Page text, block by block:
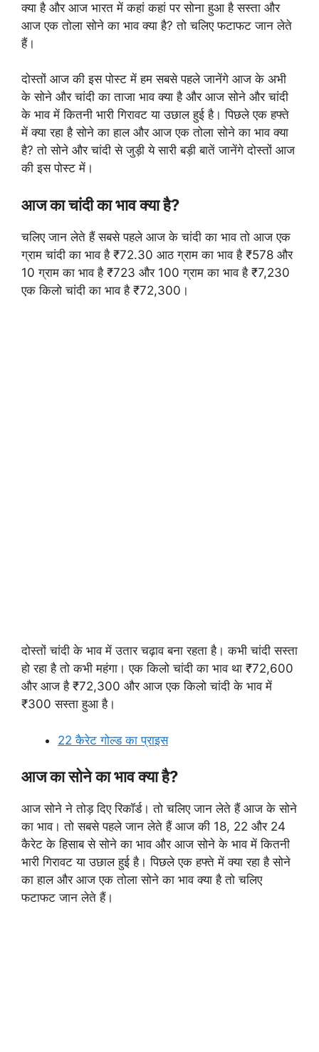
क्या है और आज भारत में कहां कहां पर सोना हुआ है सस्ता और
आज एक तोला सोने का भाव क्या है? तो चलिए फटाफट जान लेते
हैं।
दोस्तों आज की इस पोस्ट में हम सबसे पहले जानेंगे आज के अभी
के सोने और चांदी का ताजा भाव क्या है और आज सोने और चांदी
के भाव में कितनी भारी गिरावट या उछाल हुई है। पिछले एक हफ्ते
में क्या रहा है सोने का हाल और आज एक तोला सोने का भाव क्या
है? तो सोने और चांदी से जुड़ी ये सारी बड़ी बातें जानेंगे दोस्तों आज
की इस पोस्ट में।
आज का चांदी का भाव क्या है?
चलिए जान लेते हैं सबसे पहले आज के चांदी का भाव तो आज एक
ग्राम चांदी का भाव है ₹72.30 आठ ग्राम का भाव है ₹578 और
10 ग्राम का भाव है ₹723 और 100 ग्राम का भाव है ₹7,230
एक किलो चांदी का भाव है ₹72,300।
दोस्तों चांदी के भाव में उतार चढ़ाव बना रहता है। कभी चांदी सस्ता
हो रहा है तो कभी महंगा। एक किलो चांदी का भाव था ₹72,600
और आज है ₹72,300 और आज एक किलो चांदी के भाव में
₹300 सस्ता हुआ है।
22 कैरेट गोल्ड का प्राइस
आज का सोने का भाव क्या है?
आज सोने ने तोड़ दिए रिकॉर्ड। तो चलिए जान लेते हैं आज के सोने
का भाव। तो सबसे पहले जान लेते हैं आज की 18, 22 और 24
कैरेट के हिसाब से सोने का भाव और आज सोने के भाव में कितनी
भारी गिरावट या उछाल हुई है। पिछले एक हफ्ते में क्या रहा है सोने
का हाल और आज एक तोला सोने का भाव क्या है तो चलिए
फटाफट जान लेते हैं।